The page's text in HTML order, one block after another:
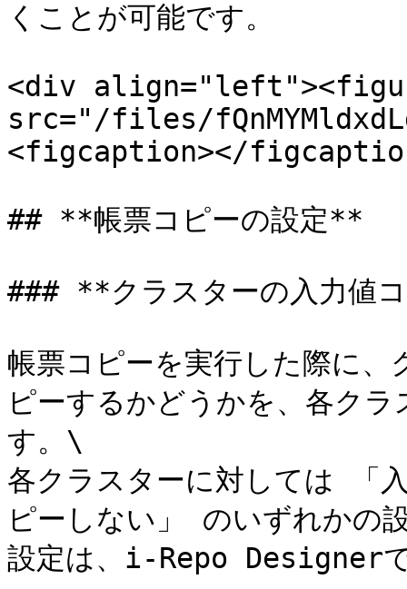
くことが可能です。
<div
src="/files/
<figcaption></
## **帳票コピーの設定**
### **クラスターの入力値
帳票コピーを実行した際に
ピーするかどうかを、各ク
す。\
各クラスターに対しては 「
ピーしない」 のいずれかの
設定は、i-Repo Designer